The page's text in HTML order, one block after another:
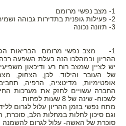
1- מצב נפשי מרומם
2- פעילות גופנית בתדירות גבוהה ושמירה על משקל גוף,
3- תזונה נכונה
1- מצב נפשי מרומם. הבריאות
ההריון ובמהלכו הנה בעלת השפעה
יש לציין שמצב רוח רע ודיכאון
של העובר והילוד. לכן, הצחוק,
אופטימיות, מדיטציה, הרפיה,
החברה עשויים לחזק את מערכות
לשכוח- שינה של 8 שעות לפחות.
מתח נפשי בזמן ההריון עלול לגרום
וגם סיכון לחלות במחלות הלב,
סוכרת של האשה- עלול לגרום להשמנה